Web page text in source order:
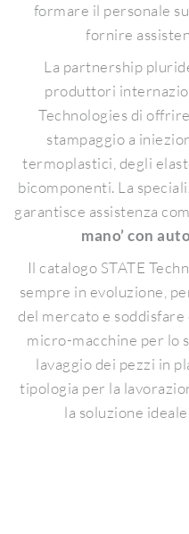
formare il personale
fornire
La partnership
produttori
Technologies di
stampaggio a
termoplastici, degli
bicomponenti. La
garantisce assistenza
mano’ con
Il catalogo STATE
sempre in evoluzione,
del mercato e
micro-macchine per lo
lavaggio dei pezzi in
tipologia per la
la soluzione